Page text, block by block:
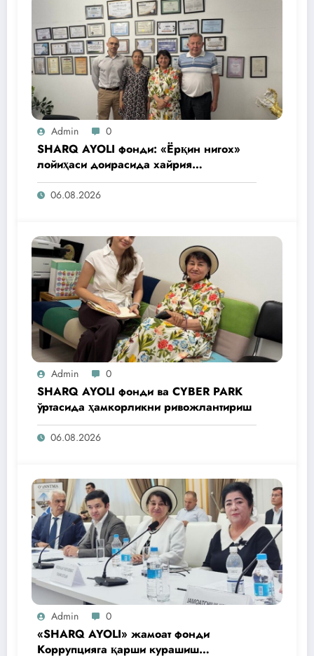
Admin 0
SHARQ AYOLI фонди: «Ёрқин нигох»
лойиҳаси доирасида хайрия
операциялари ўтказилади
06.08.2026
Admin 0
SHARQ AYOLI фонди ва CYBER PARK
ўртасида ҳамкорликни ривожлантириш
06.08.2026
Admin 0
«SHARQ AYOLI» жамоат фонди
Коррупцияга қарши курашиш